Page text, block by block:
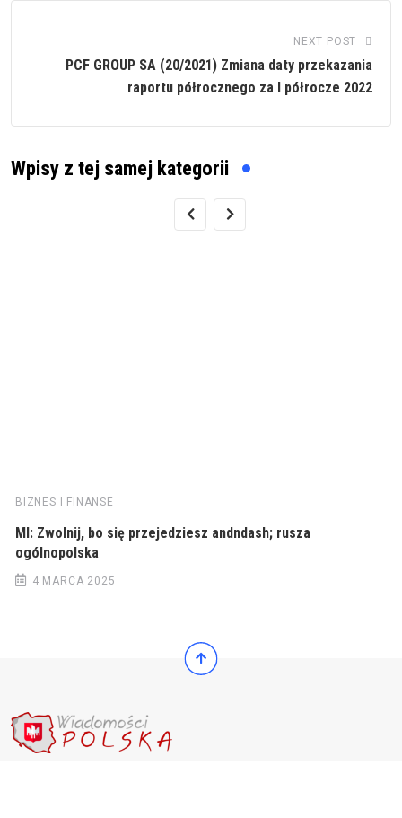
NEXT POST
PCF GROUP SA (20/2021) Zmiana daty przekazania
raportu półrocznego za I półrocze 2022
Wpisy z tej samej kategorii
BIZNES I FINANSE
MI: Zwolnij, bo się przejedziesz andndash; rusza
ogólnopolska
4 MARCA 2025